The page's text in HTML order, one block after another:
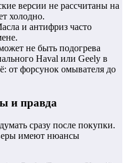
версии не рассчитаны на
холодно.
и антифриз часто
не быть подогрева
Haval или Geely в
от форсунок омывателя до
и правда
сразу после покупки.
имеют нюансы